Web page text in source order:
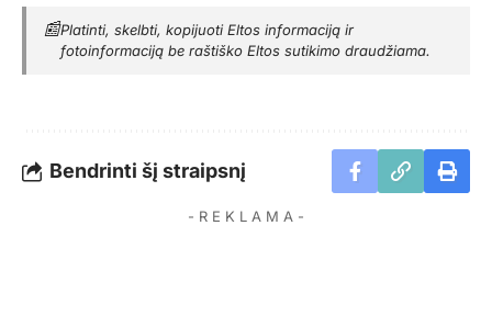
📰Platinti, skelbti, kopijuoti Eltos informaciją ir
fotoinformaciją be raštiško Eltos sutikimo draudžiama.
Bendrinti šį straipsnį
- R E K L A M A -